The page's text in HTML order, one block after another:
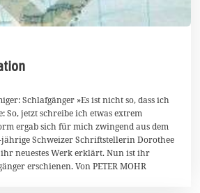
Schlafgänger »Es ist nicht so, dass ich
So, jetzt schreibe ich etwas extrem
ergab sich für mich zwingend aus dem
Schweizer Schriftstellerin Dorothee
neuestes Werk erklärt. Nun ist ihr
erschienen. Von PETER MOHR